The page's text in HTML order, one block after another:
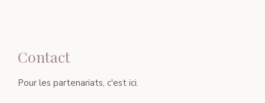
Contact
Pour les partenariats, c'est ici.